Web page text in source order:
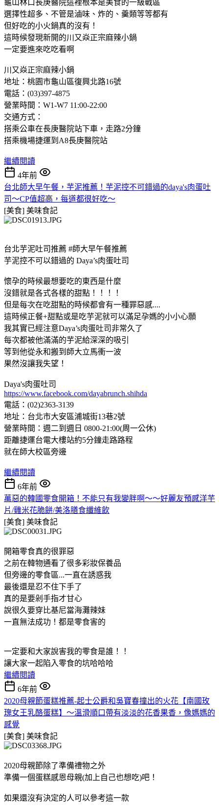
龜山林口長庚醫院這裡根本是美食的一級戰區
選擇性超多、不管是滷味、炸的、羹類等等都有
但好吃的小火鍋真的沒有！
這時候發現新開的川又焱正宗麻辣小鍋
一定要進來吃吃看啊
川又焱正宗麻辣小鍋
地址：桃園市龜山區復興北路16號
電話：(03)397-4875
營業時間：W1-W7 11:00-22:00
交通方式：
搭乘公車在長庚醫院站下車，走路2分鐘
搭乘機場捷運到A8長庚醫院站
繼續閱讀
4年前
台北師大早午餐，芋泥推薦！芋泥控不可錯過的daya's肉蛋吐
司～CP值超高，每道都很好吃～
[美食] 美味食記
台北芋泥吐司推薦 #師大早午餐推薦
芋泥控不可以錯過的 Daya’s肉蛋吐司
懷孕的時候最想要吃的東西是什麼
沒錯就是各式各樣的甜點！！！！
但是每次在吃甜點的時候都會有一種罪惡感....
這時候正餐+甜點或是吃芋泥就可以滿足孕媽的小小心願
我其實已經注意Daya’s肉蛋吐司非常久了
每次都被他滿滿的芋泥給深深的吸引
等到他從永和搬到師大立馬衝一波
果然沒讓我失望！
Daya's肉蛋吐司
https://www.facebook.com/dayabrunch.shihda
電話：(02)2363-3139
地址：台北市大安區浦城街13巷2號
營業時間：週二到週日 0800-21:00(周一公休)
距離捷運台電大樓站約5分鐘走路路程
就在師大校區旁邊
繼續閱讀
6年前
萬惡的韓國零食開箱！不能只有我變胖啊～～好麗友預感洋芋
片/雞米花脆餅/美洛膳食纖維飲
[美食] 美味食記
開箱零食真的很罪惡
之前在韓物通看了很多彩妝保養品
但旁邊的零食區...一直在誘惑我
最後還是忍不住下手了
真的是要剁手指才甘心
說很久要穿比基尼當海灘辣妹
一直無法成功！都是零食害的
一定要和大家說害我的零食是誰！！
讓大家一起陷入零食的坑哈哈哈
繼續閱讀
6年前
2020母親節蛋糕推薦-起士公爵和吳寶春撞出的火花【南國玫
瑰女王乳酪蛋糕】～溫滑順口帶有淡淡的花香果香，像媽媽的
感覺
[美食] 美味食記
2020母親節除了準備禮物之外
準備一個蛋糕感恩母親(加上自己也想吃)吧！
如果還沒有決定的人可以參考這一款